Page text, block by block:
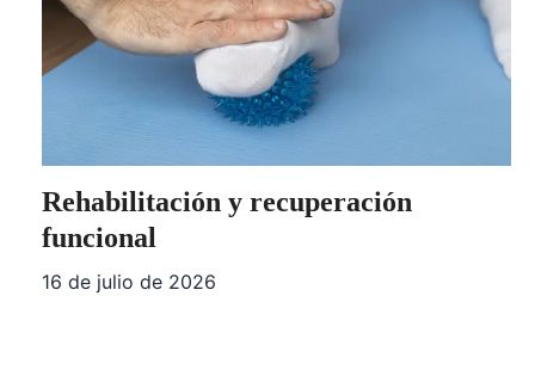
Rehabilitación y recuperación
funcional
16 de julio de 2026